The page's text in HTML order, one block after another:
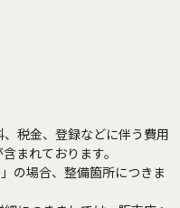
税金、登録などに伴う費用
まれております。
の場合、整備箇所につきま